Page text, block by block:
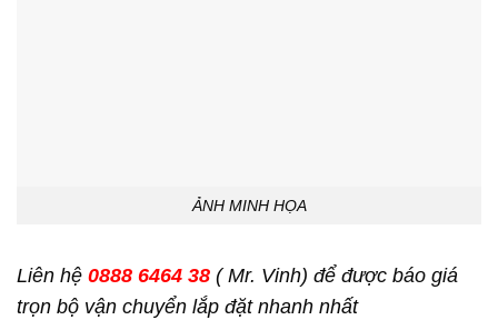
ẢNH MINH HỌA
Liên hệ 0888 6464 38 ( Mr. Vinh) để được báo giá
trọn bộ vận chuyển lắp đặt nhanh nhất